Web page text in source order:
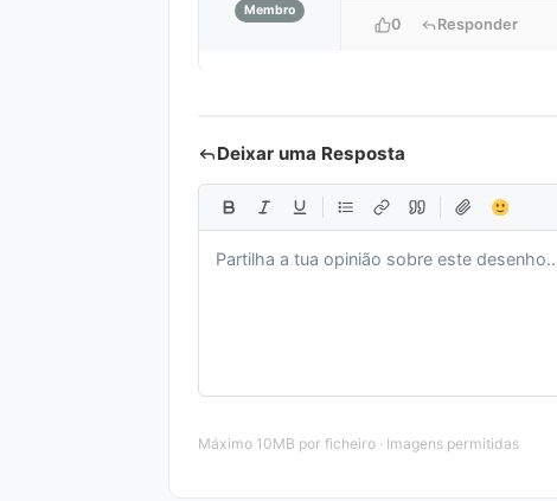
Membro
0 Responder
Deixar uma Resposta
Máximo 10MB por ficheiro · Imagens permitidas